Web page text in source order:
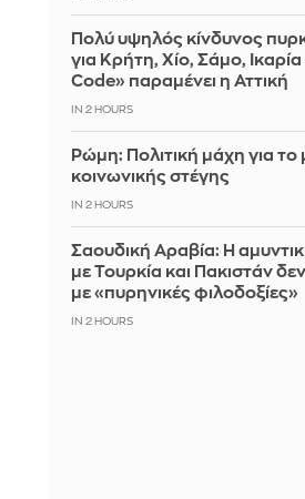
Πολύ υψηλός κίνδυνος
για Κρήτη, Χίο, Σάμο, Ικαρία
Code» παραμένει η Αττική
IN 2 HOURS
Ρώμη: Πολιτική μάχη για το
κοινωνικής στέγης
IN 2 HOURS
Σαουδική Αραβία: Η
με Τουρκία και Πακιστάν
με «πυρηνικές φιλοδοξίες»
IN 2 HOURS